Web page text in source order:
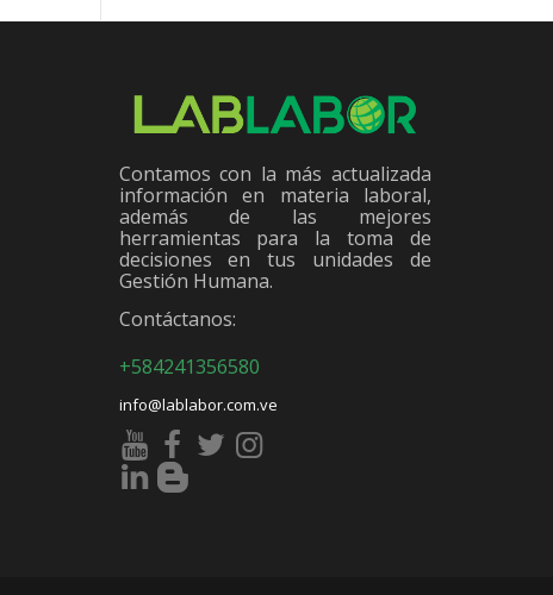
Contamos con la más actualizada
información en materia laboral,
además de las mejores
herramientas para la toma de
decisiones en tus unidades de
Gestión Humana.
Contáctanos:
+584241356580
info@lablabor.com.ve